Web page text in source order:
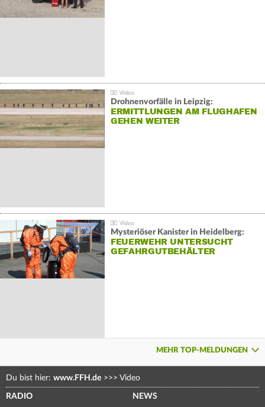
Drohnenvorfälle in Leipzig:
ERMITTLUNGEN AM FLUGHAFEN
GEHEN WEITER
Mysteriöser Kanister in Heidelberg:
FEUERWEHR UNTERSUCHT
GEFAHRGUTBEHÄLTER
MEHR TOP-MELDUNGEN
Du bist hier: www.FFH.de >>> Video
RADIO NEWS